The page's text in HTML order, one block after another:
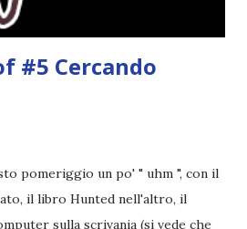
#5 Cercando
pomeriggio un po' " uhm ", con il
il libro Hunted nell'altro, il
sulla scrivania (si vede che